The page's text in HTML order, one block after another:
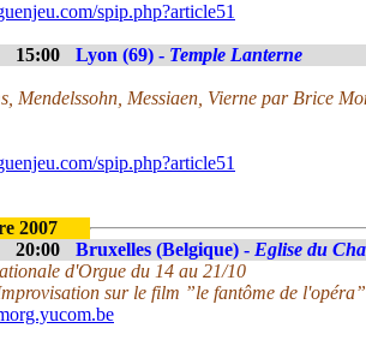
spip.php?article51
15:00 Lyon (69) - Temple Lanterne
Mendelssohn, Messiaen, Vierne par Brice
spip.php?article51
2007
20:00
Bruxelles (Belgique) - Eglise du
d'Orgue du 14 au 21/10
sur le film ”le fantôme de l'opéra”